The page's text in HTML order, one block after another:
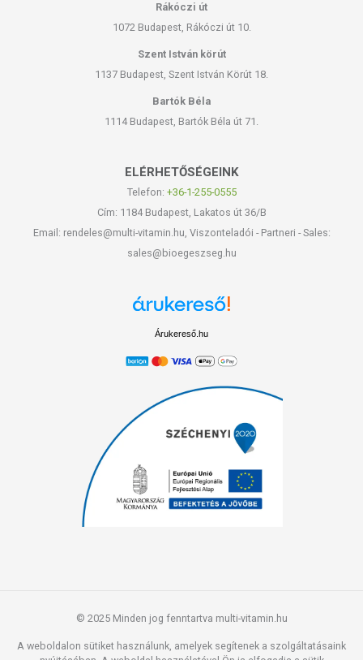
Rákóczi út
1072 Budapest, Rákóczi út 10.
Szent István körút
1137 Budapest, Szent István Körút 18.
Bartók Béla
1114 Budapest, Bartók Béla út 71.
ELÉRHETŐSÉGEINK
Telefon: +36-1-255-0555
Cím: 1184 Budapest, Lakatos út 36/B
Email: rendeles@multi-vitamin.hu, Viszonteladói - Partneri - Sales:
sales@bioegeszseg.hu
Árukereső.hu
© 2025 Minden jog fenntartva multi-vitamin.hu
A weboldalon sütiket használunk, amelyek segítenek a szolgáltatásaink